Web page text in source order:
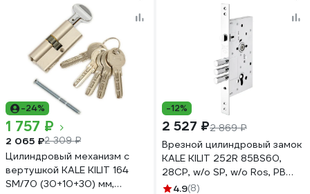
-24%
1 757 ₽
2 065 ₽2 309 ₽
Цилиндровый механизм с
вертушкой KALE KILIT 164
SM/70 (30+10+30) мм,
-12%
2 527 ₽2 869 ₽
Врезной цилиндровый замок
KALE KILIT 252R 85BS60,
28CP, w/o SP, w/o Ros, PB
252R0000078
4.9(8)